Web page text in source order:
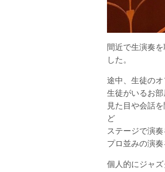
間近で生演奏
した。
途中、生徒の
生徒がいるお
見た目や会話
ど
ステージで演
プロ並みの演
個人的にジャ